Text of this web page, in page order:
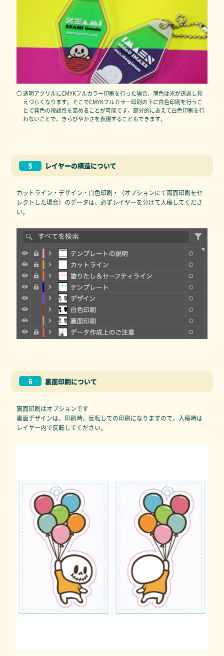
◯ 透明アクリルにCMYKフルカラー印刷を行った場合、薄色は光が透過し見
えづらくなります。そこでCMYKフルカラー印刷の下に白色印刷を行うこ
とで発色の視認性を高めることが可能です。部分的にあえて白色印刷を行
わないことで、きらびやかさを表現することもできます。
5 レイヤーの構造について
カットライン・デザイン・白色印刷・（オプションにて両面印刷をセ
レクトした場合）のデータは、必ずレイヤーを分けて入稿してくださ
い。
6 裏面印刷について
裏面印刷はオプションです
裏面デザインは、印刷時、反転しての印刷になりますので、入稿時は
レイヤー内で反転してください。